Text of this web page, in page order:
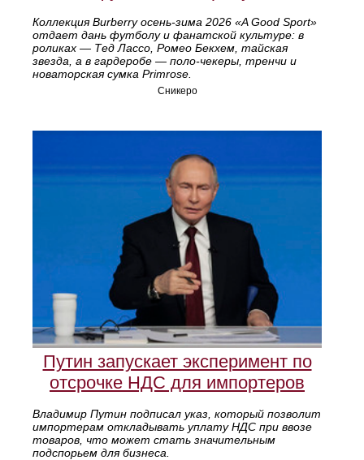
Коллекция Burberry осень‑зима 2026 «A Good Sport»
отдает дань футболу и фанатской культуре: в
роликах — Тед Лассо, Ромео Бекхем, тайская
звезда, а в гардеробе — поло‑чекеры, тренчи и
новаторская сумка Primrose.
Сникеро
Путин запускает эксперимент по
отсрочке НДС для импортеров
Владимир Путин подписал указ, который позволит
импортерам откладывать уплату НДС при ввозе
товаров, что может стать значительным
подспорьем для бизнеса.